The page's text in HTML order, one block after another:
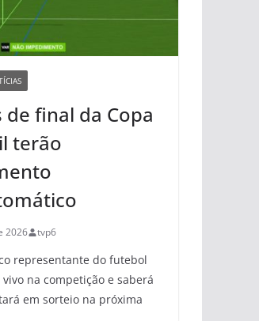
final da Copa
terão
2026 tvp6
representante do futebol
na competição e saberá
em sorteio na próxima